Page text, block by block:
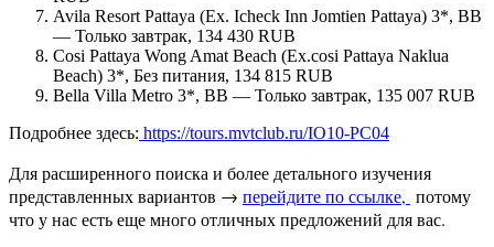
Avila Resort Pattaya (Ex. Icheck Inn Jomtien Pattaya) 3*, BB
— Только завтрак, 134 430 RUB
Cosi Pattaya Wong Amat Beach (Ex.cosi Pattaya Naklua
Beach) 3*, Без питания, 134 815 RUB
Bella Villa Metro 3*, BB — Только завтрак, 135 007 RUB
Подробнее здесь: https://tours.mvtclub.ru/IO10-PC04
Для расширенного поиска и более детального изучения
представленных вариантов → перейдите по ссылке, потому
что у нас есть еще много отличных предложений для вас.